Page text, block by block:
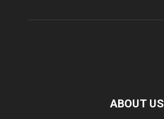
ABOUT US